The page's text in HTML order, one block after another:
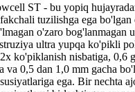
ST - bu yopiq
tuzilishga ega
o'zaro bog'lanmagan
ultra yupqa ko'pikli
ko'piklanish nisbatiga, 0,6
va 0,5 dan 1,0 mm gacha
ega. Bir nechta